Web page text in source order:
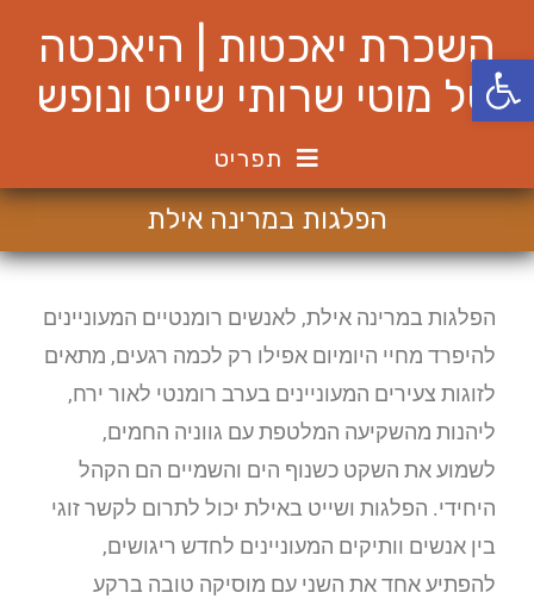
פתח סרגל נגישותהשכרת יאכטות | היאכטה
של מוטי שרותי שייט ונופש
תפריט
הפלגות במרינה אילת
הפלגות במרינה אילת, לאנשים רומנטיים המעוניינים
להיפרד מחיי היומיום אפילו רק לכמה רגעים, מתאים
לזוגות צעירים המעוניינים בערב רומנטי לאור ירח,
ליהנות מהשקיעה המלטפת עם גווניה החמים,
לשמוע את השקט כשנוף הים והשמיים הם הקהל
היחידי. הפלגות ושייט באילת יכול לתרום לקשר זוגי
בין אנשים וותיקים המעוניינים לחדש ריגושים,
להפתיע אחד את השני עם מוסיקה טובה ברקע